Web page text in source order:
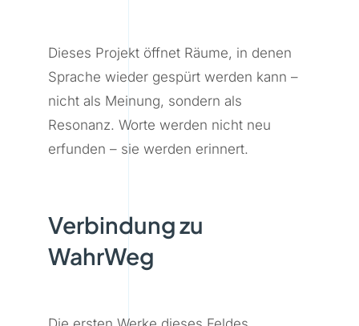
Dieses Projekt öffnet Räume, in denen
Sprache wieder gespürt werden kann –
nicht als Meinung, sondern als
Resonanz. Worte werden nicht neu
erfunden – sie werden erinnert.
Verbindung zu
WahrWeg